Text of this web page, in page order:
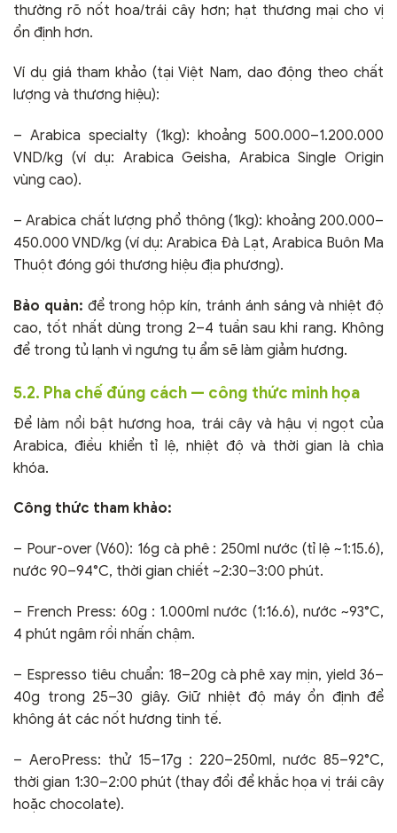
thường rõ nốt hoa/trái cây hơn; hạt thương mại cho vị
ổn định hơn.
Ví dụ giá tham khảo (tại Việt Nam, dao động theo chất
lượng và thương hiệu):
– Arabica specialty (1kg): khoảng 500.000–1.200.000
VND/kg (ví dụ: Arabica Geisha, Arabica Single Origin
vùng cao).
– Arabica chất lượng phổ thông (1kg): khoảng 200.000–
450.000 VND/kg (ví dụ: Arabica Đà Lạt, Arabica Buôn Ma
Thuột đóng gói thương hiệu địa phương).
Bảo quản: để trong hộp kín, tránh ánh sáng và nhiệt độ
cao, tốt nhất dùng trong 2–4 tuần sau khi rang. Không
để trong tủ lạnh vì ngưng tụ ẩm sẽ làm giảm hương.
5.2. Pha chế đúng cách — công thức minh họa
Để làm nổi bật hương hoa, trái cây và hậu vị ngọt của
Arabica, điều khiển tỉ lệ, nhiệt độ và thời gian là chìa
khóa.
Công thức tham khảo:
– Pour-over (V60): 16g cà phê : 250ml nước (tỉ lệ ~1:15.6),
nước 90–94°C, thời gian chiết ~2:30–3:00 phút.
– French Press: 60g : 1.000ml nước (1:16.6), nước ~93°C,
4 phút ngâm rồi nhấn chậm.
– Espresso tiêu chuẩn: 18–20g cà phê xay mịn, yield 36–
40g trong 25–30 giây. Giữ nhiệt độ máy ổn định để
không át các nốt hương tinh tế.
– AeroPress: thử 15–17g : 220–250ml, nước 85–92°C,
thời gian 1:30–2:00 phút (thay đổi để khắc họa vị trái cây
hoặc chocolate).